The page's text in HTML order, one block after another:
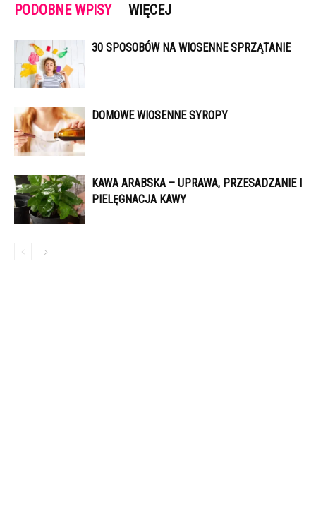
PODOBNE WPISY WIĘCEJ
30 SPOSOBÓW NA WIOSENNE SPRZĄTANIE
DOMOWE WIOSENNE SYROPY
KAWA ARABSKA – UPRAWA, PRZESADZANIE I
PIELĘGNACJA KAWY